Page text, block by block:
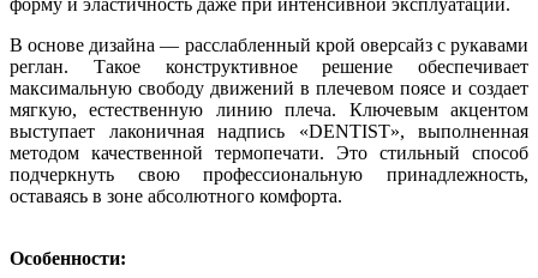
В основе дизайна — расслабленный крой оверсайз с рукавами
реглан. Такое конструктивное решение обеспечивает
максимальную свободу движений в плечевом поясе и создает
мягкую, естественную линию плеча. Ключевым акцентом
выступает лаконичная надпись «DENTIST», выполненная
методом качественной термопечати. Это стильный способ
подчеркнуть свою профессиональную принадлежность,
оставаясь в зоне абсолютного комфорта.
Особенности: